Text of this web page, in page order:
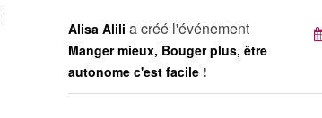
Alisa Alili a créé l'événement
Manger mieux, Bouger plus, être
autonome c'est facile !